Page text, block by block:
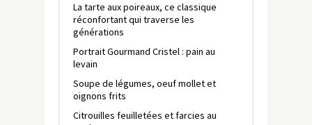
La tarte aux poireaux, ce classique
réconfortant qui traverse les
générations
Portrait Gourmand Cristel : pain au
levain
Soupe de légumes, oeuf mollet et
oignons frits
Citrouilles feuilletées et farcies au